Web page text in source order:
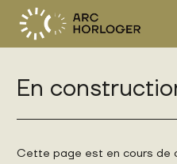
En
Cette page est en cours de